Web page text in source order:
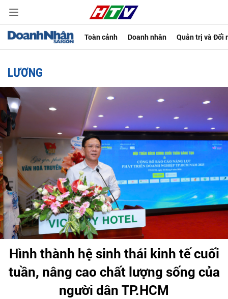
Toàn cảnh Doanh nhân Quản trị và Đổi
LƯƠNG
Hình thành hệ sinh thái kinh tế cuối
tuần, nâng cao chất lượng sống của
người dân TP.HCM